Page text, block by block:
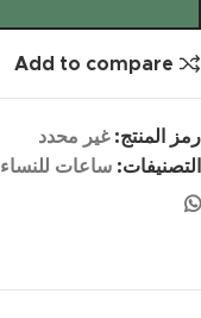
Add to compare
رمز المنتج:غير محدد
التصنيفات: ساعات للنساء